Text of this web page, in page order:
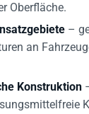
Oberfläche.
–
an
Konstruktion